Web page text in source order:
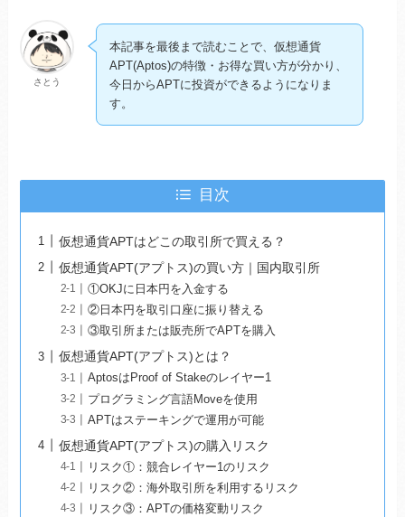
さとう
本記事を最後まで読むことで、仮想通貨
APT(Aptos)の特徴・お得な買い方が分かり、
今日からAPTに投資ができるようになりま
す。
目次
仮想通貨APTはどこの取引所で買える？
仮想通貨APT(アプトス)の買い方｜国内取引所
①OKJに日本円を入金する
②日本円を取引口座に振り替える
③取引所または販売所でAPTを購入
仮想通貨APT(アプトス)とは？
AptosはProof of Stakeのレイヤー1
プログラミング言語Moveを使用
APTはステーキングで運用が可能
仮想通貨APT(アプトス)の購入リスク
リスク①：競合レイヤー1のリスク
リスク②：海外取引所を利用するリスク
リスク③：APTの価格変動リスク